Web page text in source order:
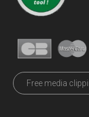
Free media